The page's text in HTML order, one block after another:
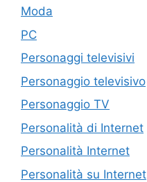
Moda
PC
Personaggi televisivi
Personaggio televisivo
Personaggio TV
Personalità di Internet
Personalità Internet
Personalità su Internet